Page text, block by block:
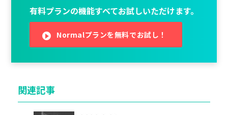
有料プランの機能すべてお試しいただけます。
Normalプランを無料でお試し！
関連記事